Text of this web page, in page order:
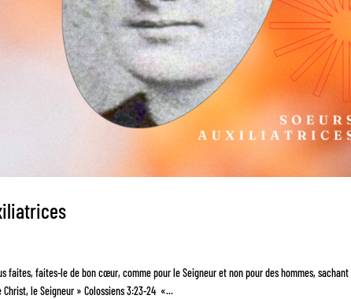
faites, faites-le de bon cœur, comme pour le Seigneur et non pour des hommes, sachant
le Seigneur » Colossiens 3:23-24 «...